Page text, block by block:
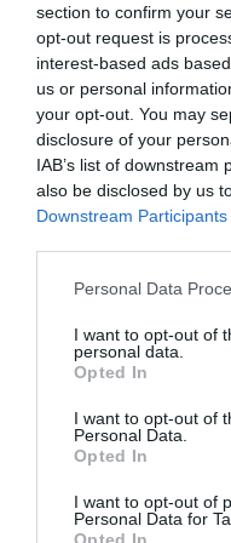
section to confirm your
opt-out request is
interest-based ads
us or personal
your opt-out. You may
disclosure of your
IAB’s list of
also be disclosed by us
Downstream Participants
Please note that this
not limited to your visit
grant or deny consent
use your data for below
consent section.
Personal Data
I want to opt-out of
personal data.
Opted In
I want to opt-out of
Personal Data.
Opted In
I want to opt-out of
Personal Data for
Opted In
piper sandler